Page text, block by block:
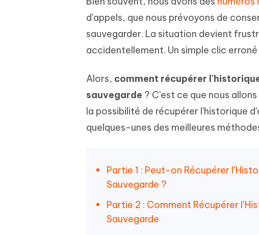
Mac
Voir tous les produits
iAnyGo- iOS APP
Changer l'emplacement de l'iPhone sans
iAnyGo - Faux
Changer
UltData for Android APP
Récupérer des données Android sans PC
Cleanup Pro APP
Nettoyer l'iPhone
Tenorshare AI PDF
2.0.0
Résumer des documents PDF avec l'IA
Tenorshare AI
Transformez
en diagramme
d'appels, que nous prévoyons de
sauvegarder. La situation devient
accidentellement. Un simple clic
Alors, comment récupérer
sauvegarde ? C'est ce que nous
la possibilité de récupérer l'historique
quelques-unes des meilleures
Partie 1 : Peut-on Récupérer
Sauvegarde ?
Partie 2 : Comment Récupérer
Sauvegarde